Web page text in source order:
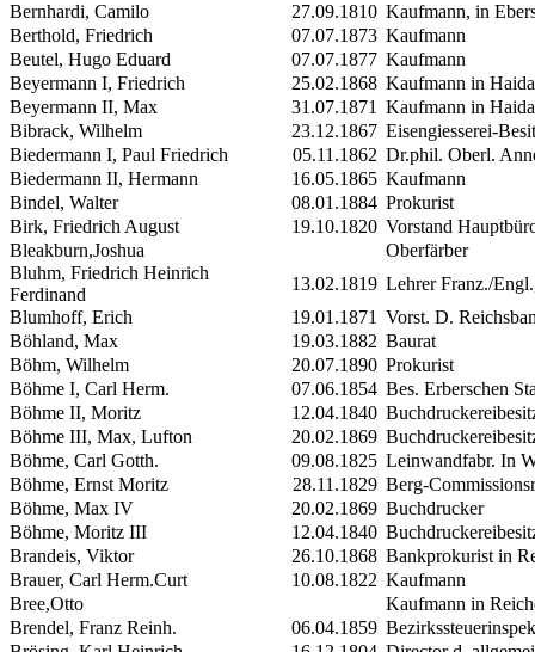
Bernhardi, Camilo
27.09.1810 Kaufmann, in
Berthold, Friedrich
07.07.1873 Kaufmann
Beutel, Hugo Eduard
07.07.1877 Kaufmann
Beyermann I, Friedrich 25.02.1868 Kaufmann in Haida
Beyermann II, Max 31.07.1871 Kaufmann in Haida
Bibrack, Wilhelm
23.12.1867 Eisengiesserei-
Biedermann I, Paul Friedrich 05.11.1862 Dr.phil. Oberl.
Biedermann II, Hermann 16.05.1865 Kaufmann
Bindel, Walter
08.01.1884 Prokurist
Birk, Friedrich August
19.10.1820 Vorstand
Bleakburn,Joshua
Oberfärber
Bluhm, Friedrich Heinrich
Ferdinand
13.02.1819 Lehrer Franz./
Blumhoff, Erich
19.01.1871 Vorst. D.
Böhland, Max
19.03.1882 Baurat
Böhm, Wilhelm
20.07.1890 Prokurist
Böhme I, Carl Herm. 07.06.1854 Bes. Erberschen
Böhme II, Moritz 12.04.1840
Böhme III, Max, Lufton 20.02.1869
Böhme, Carl Gotth.
09.08.1825 Leinwandfabr. In
Böhme, Ernst Moritz
28.11.1829 Berg-
Böhme, Max IV 20.02.1869 Buchdrucker
Böhme, Moritz III
12.04.1840
Brandeis, Viktor
26.10.1868 Bankprokurist in
Brauer, Carl Herm.Curt
10.08.1822 Kaufmann
Bree,Otto
Kaufmann in
Brendel, Franz Reinh.
06.04.1859